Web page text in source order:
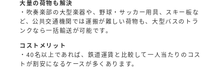
大量の荷物も解決
・吹奏楽部の大型楽器や、野球・サッカー用具、スキー板な
ど、公共交通機関では運搬が難しい荷物も、大型バスのトラ
ンクなら一括輸送が可能です。
コストメリット
・40名以上であれば、鉄道運賃と比較して一人当たりのコス
トが割安になるケースが多くあります。